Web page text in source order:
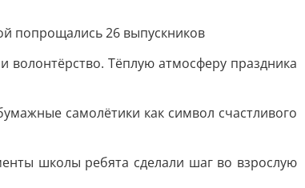
попрощались 26 выпускников
волонтёрство. Тёплую атмосферу праздника
самолётики как символ счастливого
школы ребята сделали шаг во взрослую